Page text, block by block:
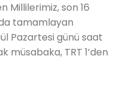
Millilerimiz, son 16
tamamlayan
Pazartesi günü saat
müsabaka, TRT 1’den